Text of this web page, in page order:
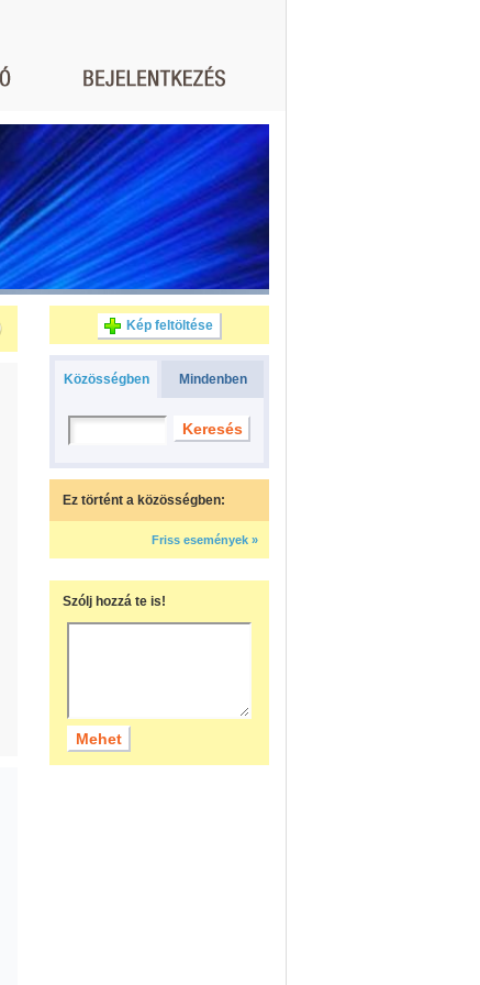
Kép feltöltése
Közösségben Mindenben
Ez történt a közösségben:
Friss események »
Szólj hozzá te is!